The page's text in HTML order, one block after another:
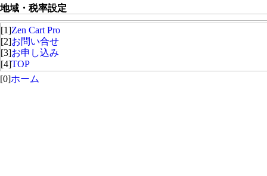
地域・税率設定
[1]Zen Cart Pro
[2]お問い合せ
[3]お申し込み
[4]TOP
[0]ホーム